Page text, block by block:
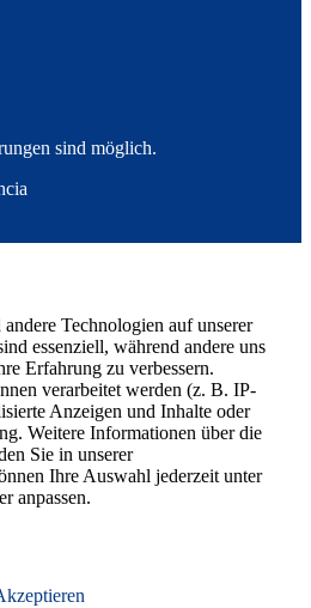
sind möglich.
Technologien auf unserer
essenziell, während andere uns
Erfahrung zu verbessern.
verarbeitet werden (z. B. IP-
Anzeigen und Inhalte oder
Weitere Informationen über die
Sie in unserer
Ihre Auswahl jederzeit unter
anpassen.